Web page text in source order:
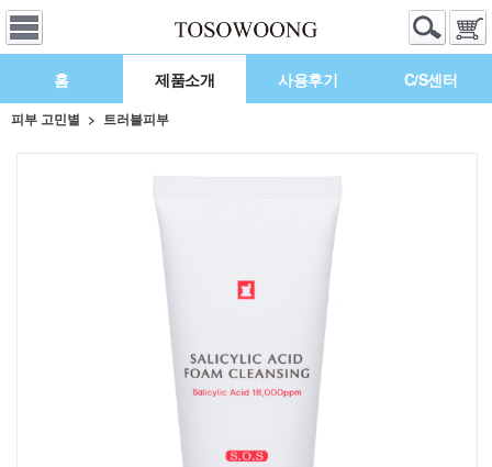
홈 제품소개 사용후기 C/S센터
피부 고민별 트러블피부